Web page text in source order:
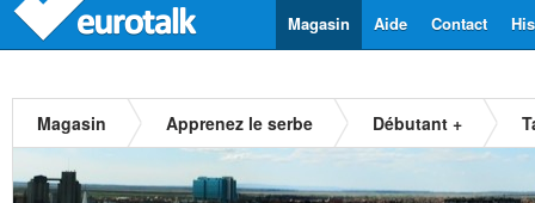
Contact
Aide
Magasin
Magasin Apprenez le serbe Débutant +